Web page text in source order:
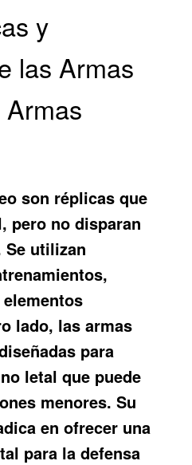
y
las Armas
son réplicas que
pero no disparan
utilizan
lado, las armas
para
letal que puede
menores. Su
en ofrecer una
para la defensa